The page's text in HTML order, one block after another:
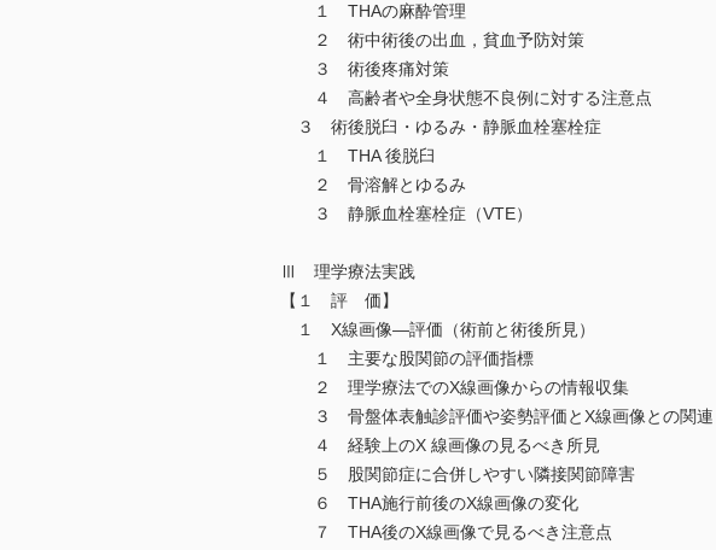
１ THAの麻酔管理
２ 術中術後の出血，貧血予防対策
３ 術後疼痛対策
４ 高齢者や全身状態不良例に対する注意点
３ 術後脱臼・ゆるみ・静脈血栓塞栓症
１ THA 後脱臼
２ 骨溶解とゆるみ
３ 静脈血栓塞栓症（VTE）
Ⅲ 理学療法実践
【１ 評 価】
１ X線画像―評価（術前と術後所見）
１ 主要な股関節の評価指標
２ 理学療法でのX線画像からの情報収集
３ 骨盤体表触診評価や姿勢評価とX線画像との関連
４ 経験上のX 線画像の見るべき所見
５ 股関節症に合併しやすい隣接関節障害
６ THA施行前後のX線画像の変化
７ THA後のX線画像で見るべき注意点